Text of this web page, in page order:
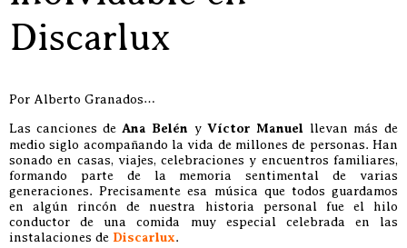
Discarlux
Por Alberto Granados…
Las canciones de Ana Belén y Víctor Manuel llevan más de
medio siglo acompañando la vida de millones de personas. Han
sonado en casas, viajes, celebraciones y encuentros familiares,
formando parte de la memoria sentimental de varias
generaciones. Precisamente esa música que todos guardamos
en algún rincón de nuestra historia personal fue el hilo
conductor de una comida muy especial celebrada en las
instalaciones de Discarlux.